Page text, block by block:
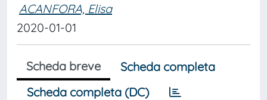
ACANFORA, Elisa
2020-01-01
Scheda breve
Scheda completa
Scheda completa (DC)